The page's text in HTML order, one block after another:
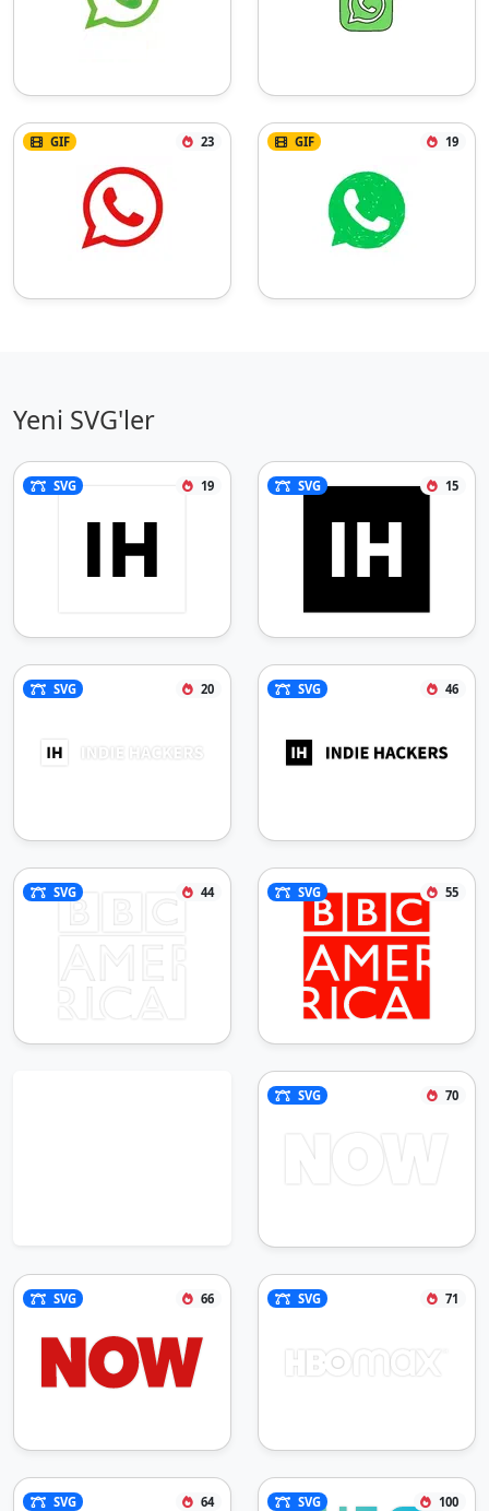
GIF 23 GIF 19
Yeni SVG'ler
SVG 19 SVG 15
SVG 20 SVG 46
SVG 44 SVG 55
SVG 70
SVG 66 SVG 71
SVG 64 SVG 100